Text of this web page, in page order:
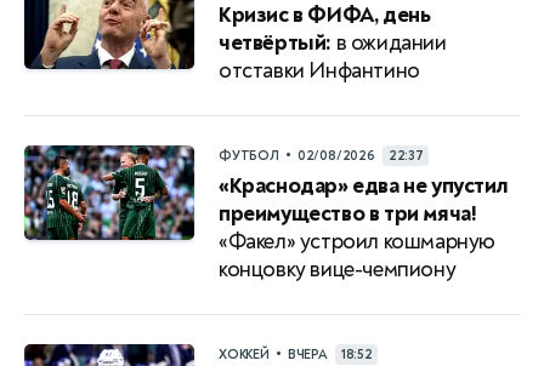
Кризис в ФИФА, день
четвёртый: в ожидании
отставки Инфантино
ФУТБОЛ • 02/08/2026 22:37
«Краснодар» едва не упустил
преимущество в три мяча!
«Факел» устроил кошмарную
концовку вице-чемпиону
ХОККЕЙ • ВЧЕРА 18:52